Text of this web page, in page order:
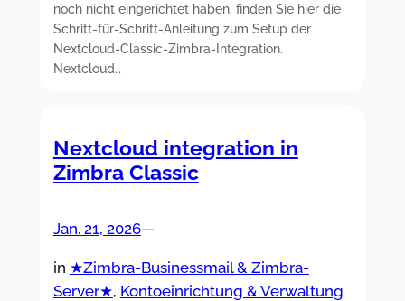
noch nicht eingerichtet haben, finden Sie hier die
Schritt-für-Schritt-Anleitung zum Setup der
Nextcloud-Classic-Zimbra-Integration.
Nextcloud…
Nextcloud integration in
Zimbra Classic
Jan. 21, 2026—
in ★Zimbra-Businessmail & Zimbra-
Server★, Kontoeinrichtung & Verwaltung